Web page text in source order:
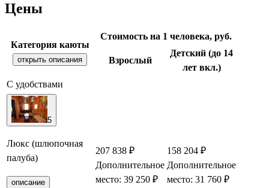
Цены
Категория каюты
открыть описания
Стоимость на 1 человека, руб.
Взрослый
Детский (до 14
лет вкл.)
С удобствами
5
Люкс (шлюпочная
палуба)
описание
207 838 ₽
Дополнительное
место: 39 250 ₽
158 204 ₽
Дополнительное
место: 31 760 ₽